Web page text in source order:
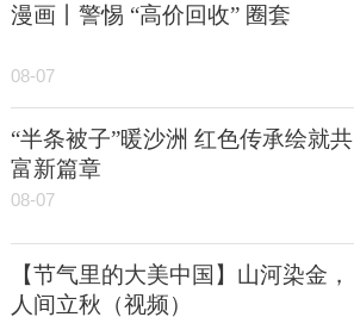
漫画丨警惕 “高价回收” 圈套
08-07
“半条被子”暖沙洲 红色传承绘就共
富新篇章
08-07
【节气里的大美中国】山河染金，
人间立秋（视频）